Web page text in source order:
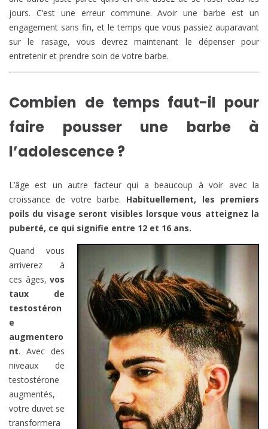
jours. C’est une erreur commune. Avoir une barbe est un
engagement sans fin, et le temps que vous passiez auparavant
sur le rasage, vous devrez maintenant le dépenser pour
entretenir et prendre soin de votre barbe.
Combien de temps faut-il pour
faire pousser une barbe à
l’adolescence ?
L’âge est un autre facteur qui a beaucoup à voir avec la
croissance de votre barbe. Habituellement, les premiers
poils du visage seront visibles lorsque vous atteignez la
puberté, ce qui signifie entre 12 et 16 ans.
Quand vous
arriverez à
ces âges, vos
taux de
testostéron
e
augmentero
nt. Avec des
niveaux de
testostérone
augmentés,
votre duvet se
transformera